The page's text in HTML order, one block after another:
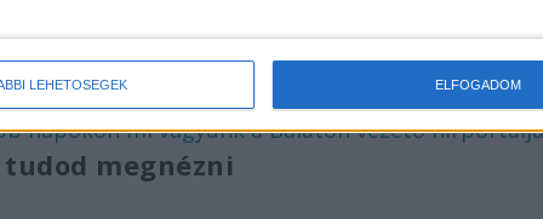
LEHETŐSÉGEK ELFOGADOM
szállították a területek illetékes
Péter, az OMSZ kommunikációs munkatársa.A
kattintva éred el. A Facebookon már 26 ezernél
napokon mi vagyunk a Balaton vezető
megnézni